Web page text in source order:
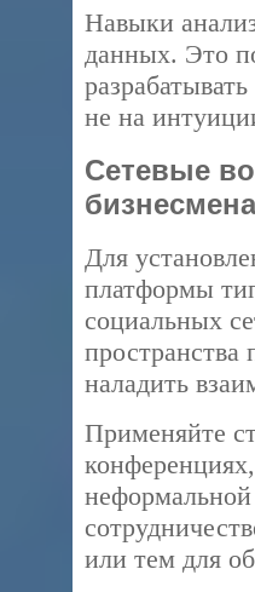
Навыки
данных. Это
не на
Сетевые
Для
платформы
социальных
наладить
Применяйте
или тем для